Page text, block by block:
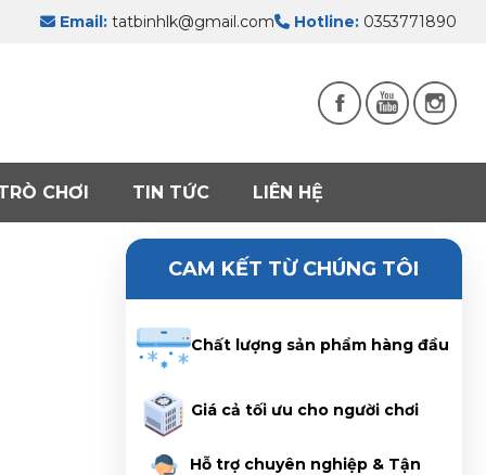
Email:tatbinhlk@gmail.com Hotline:0353771890
CHƠI TIN TỨC LIÊN HỆ
CAM KẾT TỪ CHÚNG TÔI
Chất lượng sản phẩm hàng đầu
Giá cả tối ưu cho người chơi
Hỗ trợ chuyên nghiệp & Tận